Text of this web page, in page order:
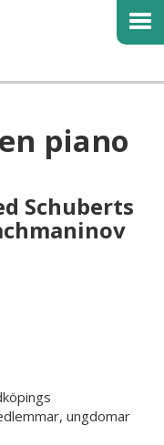
piano
Schuberts
ungdomar